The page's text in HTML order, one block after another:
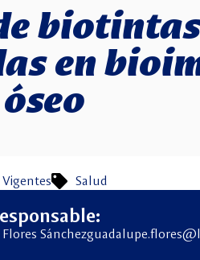
en
Vigentes Salud
Sánchez